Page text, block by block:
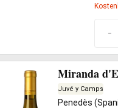
-
Miranda
Juvé y Camps
Penedès